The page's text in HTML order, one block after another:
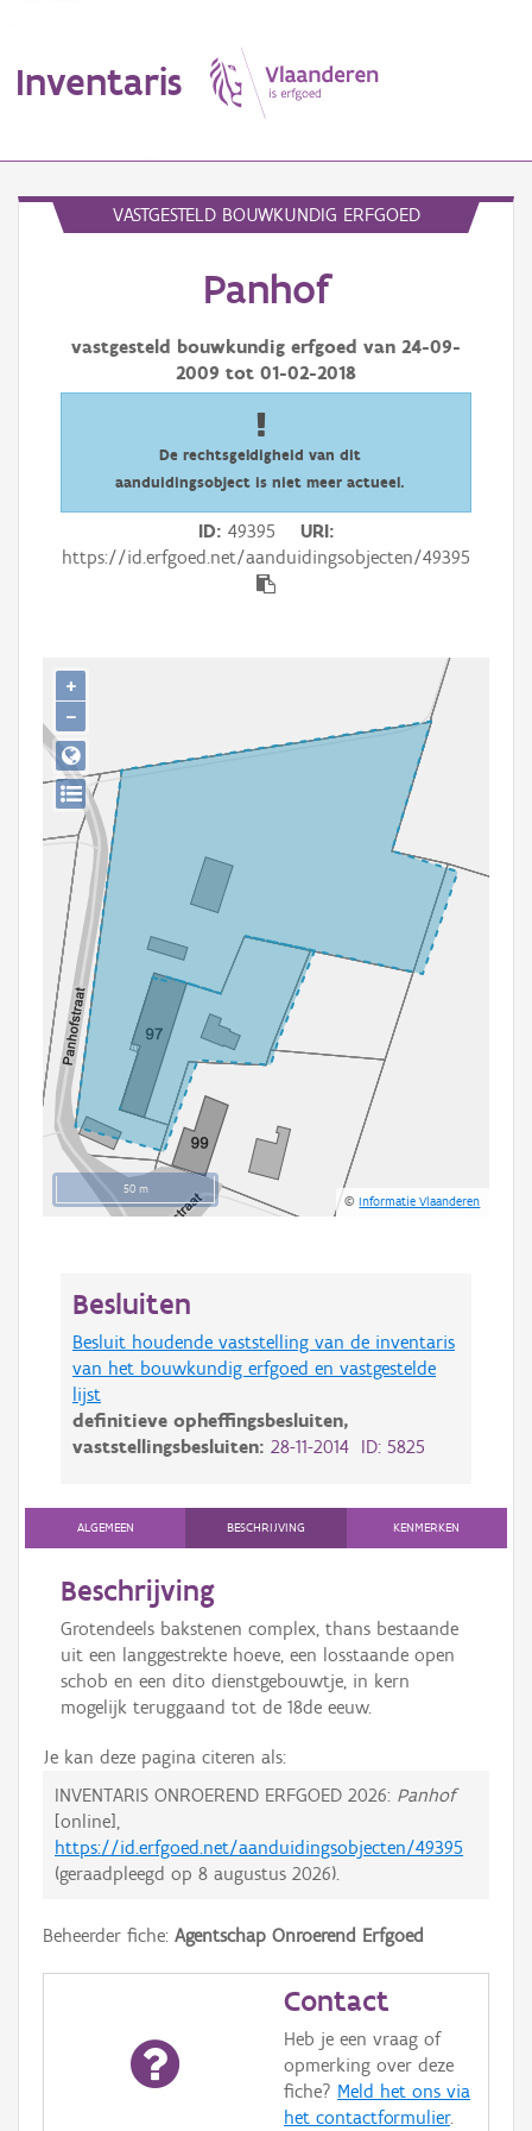
Inventaris
Aanduidingsobject
Waarneming
Persoon of collectief
Aanmelden
VASTGESTELD BOUWKUNDIG ERFGOED
Panhof
vastgesteld bouwkundig erfgoed van 24-09-
2009 tot 01-02-2018
De rechtsgeldigheid van dit
aanduidingsobject is niet meer actueel.
ID 49395
URI
https://id.erfgoed.net/aanduidingsobjecten/49395
50 m
©Informatie Vlaanderen
+
−
Besluiten
Besluit houdende vaststelling van de inventaris
van het bouwkundig erfgoed en vastgestelde
lijst
definitieve opheffingsbesluiten,
vaststellingsbesluiten: 28-11-2014 ID: 5825
ALGEMEEN BESCHRIJVING KENMERKEN
Beschrijving
Grotendeels bakstenen complex, thans bestaande
uit een langgestrekte hoeve, een losstaande open
schob en een dito dienstgebouwtje, in kern
mogelijk teruggaand tot de 18de eeuw.
Je kan deze pagina citeren als:
INVENTARIS ONROEREND ERFGOED 2026: Panhof
[online],
https://id.erfgoed.net/aanduidingsobjecten/49395
(geraadpleegd op 8 augustus 2026).
Beheerder fiche: Agentschap Onroerend Erfgoed
Contact
Heb je een vraag of
opmerking over deze
fiche? Meld het ons via
het contactformulier.